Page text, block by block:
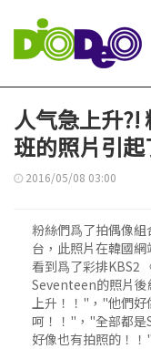
人气急上升?!
班的照片引起
2016/05/08 03:00
粉絲們爲了拍偶像
台，此照片在韓國網
看到爲了彩排KBS2
Seventeen的照片
上升！！"，"他們好
呵！！"，"全部都是
好像也有拍照的！！